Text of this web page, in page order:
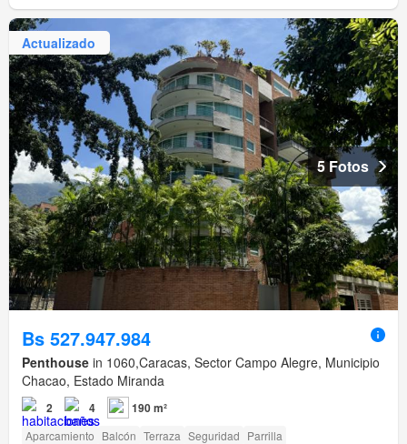
Actualizado
5 Fotos
Bs 527.947.984
Penthouse in 1060,Caracas, Sector Campo Alegre, Municipio
Chacao, Estado Miranda
2 4 190 m²
Aparcamiento Balcón Terraza Seguridad Parrilla